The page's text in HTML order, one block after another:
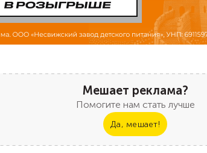
Мешает реклама?
Помогите нам стать лучше
Да, мешает!